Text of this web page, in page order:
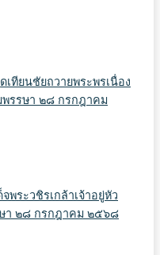
ทียนชัยถวายพระพรเนื่อง
รรษา ๒๘ กรกฎาคม
พระวชิรเกล้าเจ้าอยู่หัว
า ๒๘ กรกฎาคม ๒๕๖๘